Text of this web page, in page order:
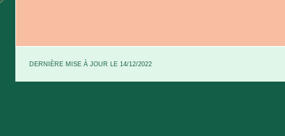
DERNIÈRE MISE À JOUR LE 14/12/2022